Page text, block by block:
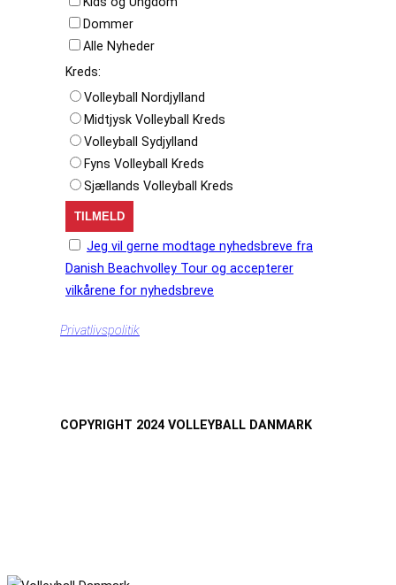
Dommer
Alle Nyheder
Kreds:
Volleyball Nordjylland
Midtjysk Volleyball Kreds
Volleyball Sydjylland
Fyns Volleyball Kreds
Sjællands Volleyball Kreds
Jeg vil gerne modtage nyhedsbreve fra
Danish Beachvolley Tour og accepterer
vilkårene for nyhedsbreve
Privatlivspolitik
COPYRIGHT 2024 VOLLEYBALL DANMARK